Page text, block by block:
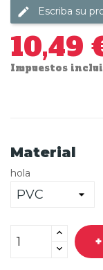
Escriba su
10,49
Impuestos
Material
hola